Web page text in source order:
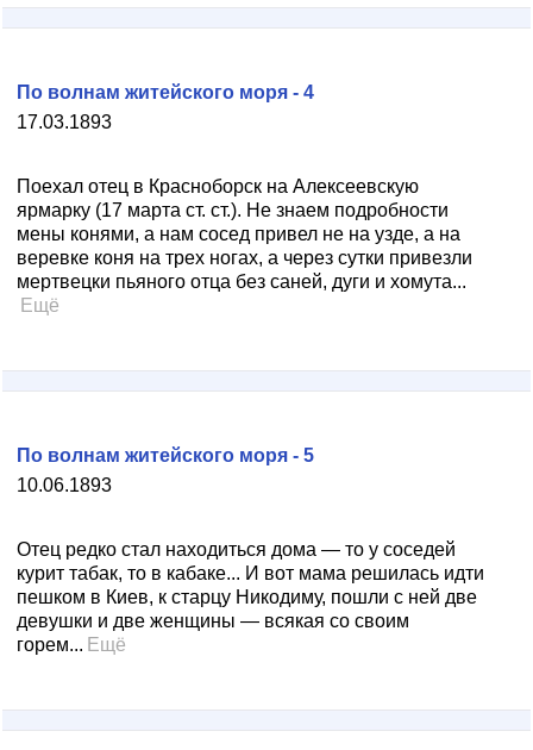
17.03.1893
По волнам житейского моря - 4
Поехал отец в Красноборск на Алексеевскую
ярмарку (17 марта ст. ст.). Не знаем подробности
мены конями, а нам сосед привел не на узде, а на
веревке коня на трех ногах, а через сутки привезли
мертвецки пьяного отца без саней, дуги и хомута...
Ещё
10.06.1893
По волнам житейского моря - 5
Отец редко стал находиться дома — то у соседей
курит табак, то в кабаке... И вот мама решилась идти
пешком в Киев, к старцу Никодиму, пошли с ней две
девушки и две женщины — всякая со своим
горем... Ещё